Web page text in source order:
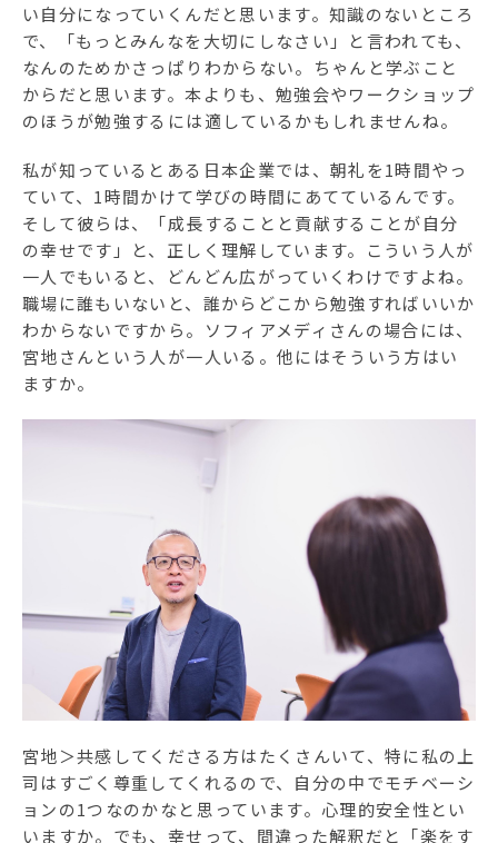
い自分になっていくんだと思います。知識のないところ
で、「もっとみんなを大切にしなさい」と言われても、
なんのためかさっぱりわからない。ちゃんと学ぶこと
からだと思います。本よりも、勉強会やワークショップ
のほうが勉強するには適しているかもしれませんね。
私が知っているとある日本企業では、朝礼を1時間やっ
ていて、1時間かけて学びの時間にあてているんです。
そして彼らは、「成長することと貢献することが自分
の幸せです」と、正しく理解しています。こういう人が
一人でもいると、どんどん広がっていくわけですよね。
職場に誰もいないと、誰からどこから勉強すればいいか
わからないですから。ソフィアメディさんの場合には、
宮地さんという人が一人いる。他にはそういう方はい
ますか。
宮地＞共感してくださる方はたくさんいて、特に私の上
司はすごく尊重してくれるので、自分の中でモチベーシ
ョンの1つなのかなと思っています。心理的安全性とい
いますか。でも、幸せって、間違った解釈だと「楽をす